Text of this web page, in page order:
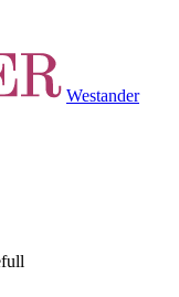
Westander